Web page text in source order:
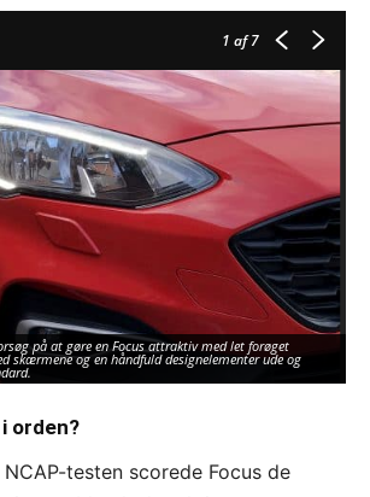
1 af 7
på at gøre en Focus attraktiv med let forøget
skærmene og en håndfuld designelementer ude og
orden?
testen scorede Focus de